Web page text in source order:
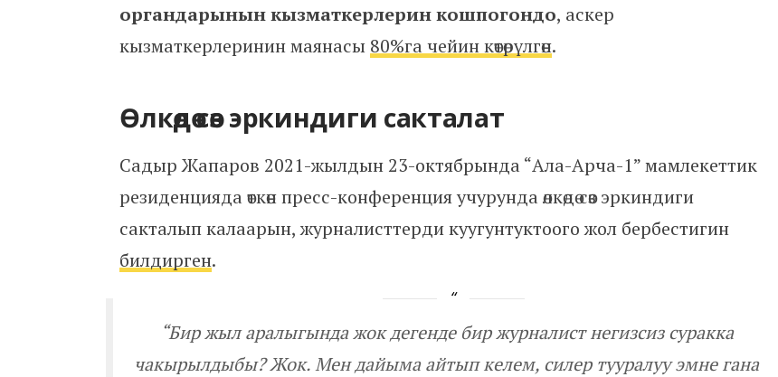
органдарынын кызматкерлерин кошпогондо, аскер
кызматкерлеринин маянасы 80%га чейин көтөрүлгөн.
Өлкөдө сөз эркиндиги сакталат
Садыр Жапаров 2021-жылдын 23-октябрында “Ала-Арча-1” мамлекеттик
резиденцияда өткөн пресс-конференция учурунда өлкөдө сөз эркиндиги
сакталып калаарын, журналисттерди куугунтуктоого жол бербестигин
билдирген.
“Бир жыл аралыгында жок дегенде бир журналист негизсиз суракка
чакырылдыбы? Жок. Мен дайыма айтып келем, силер тууралуу эмне гана